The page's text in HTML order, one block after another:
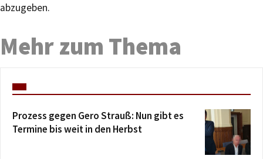
abzugeben.
Mehr zum Thema
Prozess gegen Gero Strauß: Nun gibt es
Termine bis weit in den Herbst